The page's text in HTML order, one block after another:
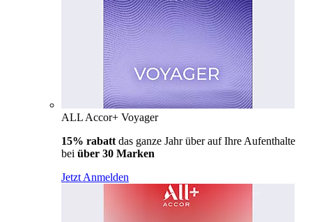
ALL Accor+ Voyager
15% rabatt das ganze Jahr über auf Ihre Aufenthalte
bei über 30 Marken
Jetzt Anmelden